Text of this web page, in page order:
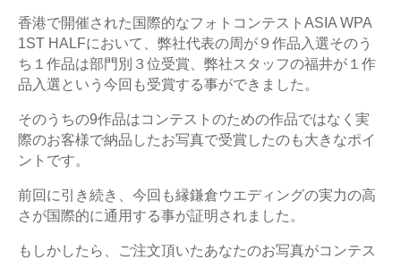
香港で開催された国際的なフォトコンテストASIA WPA
1ST HALFにおいて、弊社代表の周が９作品入選そのう
ち１作品は部門別３位受賞、弊社スタッフの福井が１作
品入選という今回も受賞する事ができました。
そのうちの9作品はコンテストのための作品ではなく実
際のお客様で納品したお写真で受賞したのも大きなポイ
ントです。
前回に引き続き、今回も縁鎌倉ウエディングの実力の高
さが国際的に通用する事が証明されました。
もしかしたら、ご注文頂いたあなたのお写真がコンテス